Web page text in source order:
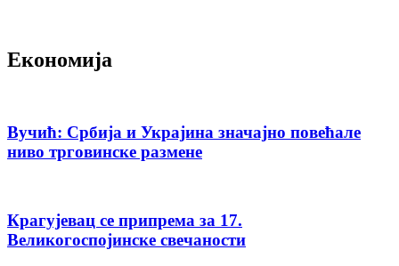
Економија
Вучић: Србија и Украјина значајно повећале
ниво трговинске размене
Крагујевац се припрема за 17.
Великогоспојинске свечаности